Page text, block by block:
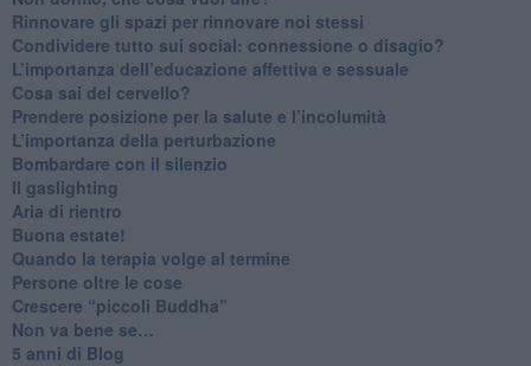
​Rinnovare gli spazi per rinnovare noi stessi
​Condividere tutto sui social: connessione o disagio?
​L’importanza dell’educazione affettiva e sessuale
​Cosa sai del cervello?
Prendere posizione per la salute e l’incolumità
L’importanza della perturbazione
​Bombardare con il silenzio
Il gaslighting
Aria di rientro
Buona estate!
​Quando la terapia volge al termine
​Persone oltre le cose
​Crescere “piccoli Buddha”
Non va bene se…
​5 anni di Blog